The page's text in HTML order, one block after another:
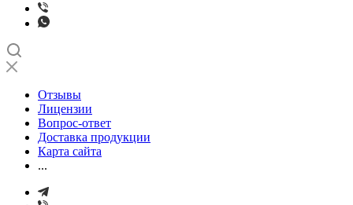
Отзывы
Лицензии
Вопрос-ответ
Доставка продукции
Карта сайта
...